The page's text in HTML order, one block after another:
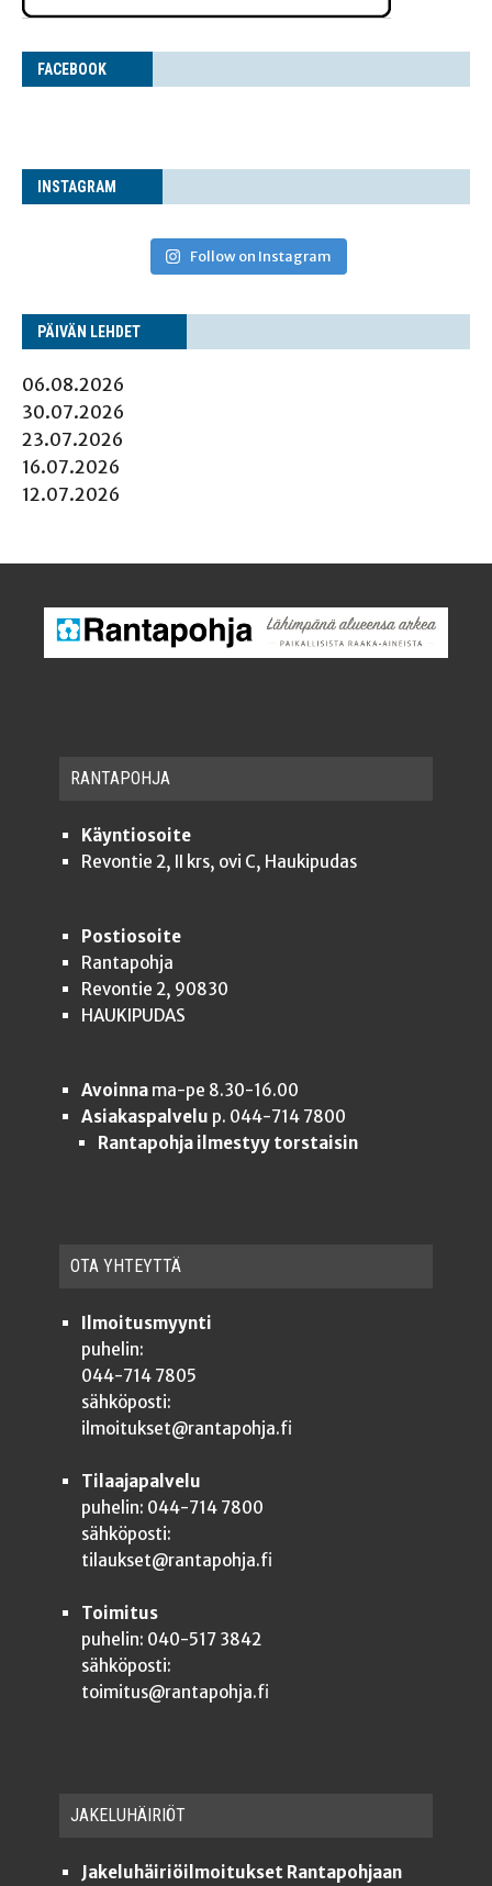
FACE­BOOK
INS­TA­GRAM
Follow on Instagram
PÄI­VÄN LEHDET
06.08.2026
30.07.2026
23.07.2026
16.07.2026
12.07.2026
RAN­TA­POH­JA
Käyntiosoite
Revontie 2, II krs, ovi C, Haukipudas
Postiosoite
Rantapohja
Revontie 2, 90830
HAUKIPUDAS
Avoinnama-pe 8.30-16.00
Asiakaspalvelu p. 044-714 7800
Rantapohja ilmestyy torstaisin
OTA YHTEYT­TÄ
Ilmoitusmyynti
puhelin:
044-714 7805
sähköposti:
ilmoitukset@rantapohja.fi
Tilaajapalvelu
puhelin: 044-714 7800
sähköposti:
tilaukset@rantapohja.fi
Toimitus
puhelin: 040-517 3842
sähköposti:
toimitus@rantapohja.fi
JAKE­LU­HÄI­RIÖT
Jakeluhäiriöilmoitukset Rantapohjaan